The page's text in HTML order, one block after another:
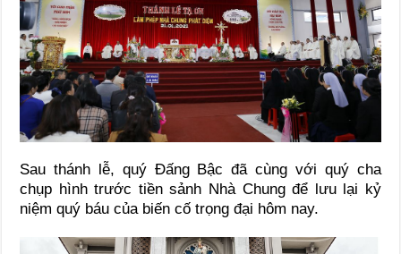
Sau thánh lễ, quý Đấng Bậc đã cùng với quý cha
chụp hình trước tiền sảnh Nhà Chung để lưu lại kỷ
niệm quý báu của biến cố trọng đại hôm nay.